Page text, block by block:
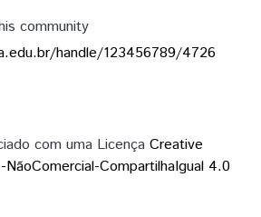
community
handle/123456789/4726
com uma Licença Creative
CompartilhaIgual 4.0